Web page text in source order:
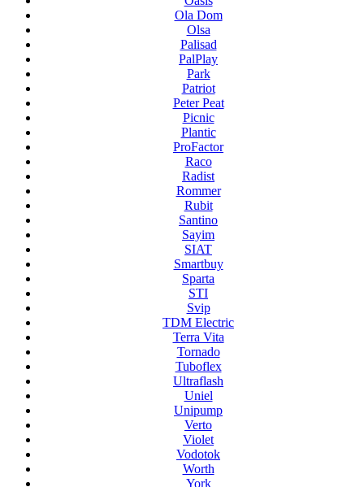
Ola Dom
Olsa
Palisad
PalPlay
Park
Patriot
Peter Peat
Picnic
Plantic
ProFactor
Raco
Radist
Rommer
Rubit
Santino
Sayim
SIAT
Smartbuy
Sparta
STI
Svip
TDM Electric
Terra Vita
Tornado
Tuboflex
Ultraflash
Uniel
Unipump
Verto
Violet
Vodotok
Worth
York